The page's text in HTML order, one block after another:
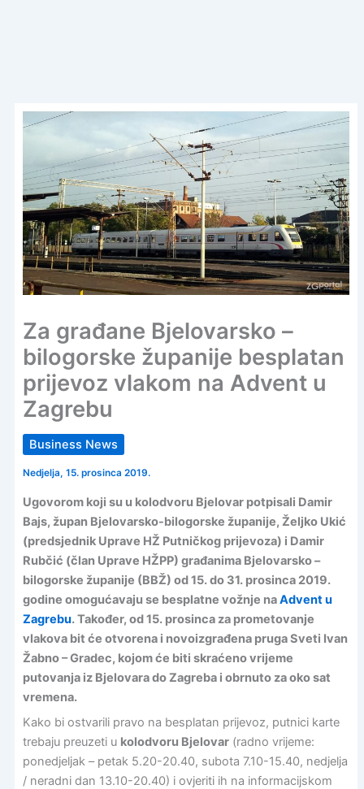
Za građane Bjelovarsko –
bilogorske županije besplatan
prijevoz vlakom na Advent u
Zagrebu
Business News
Nedjelja, 15. prosinca 2019.
Ugovorom koji su u kolodvoru Bjelovar potpisali Damir
Bajs, župan Bjelovarsko-bilogorske županije, Željko Ukić
(predsjednik Uprave HŽ Putničkog prijevoza) i Damir
Rubčić (član Uprave HŽPP) građanima Bjelovarsko –
bilogorske županije (BBŽ) od 15. do 31. prosinca 2019.
godine omogućavaju se besplatne vožnje naAdvent u
Zagrebu. Također, od 15. prosinca za prometovanje
vlakova bit će otvorena i novoizgrađena pruga Sveti Ivan
Žabno – Gradec, kojom će biti skraćeno vrijeme
putovanja iz Bjelovara do Zagreba i obrnuto za oko sat
vremena.
Kako bi ostvarili pravo na besplatan prijevoz, putnici karte
trebaju preuzeti u kolodvoru Bjelovar(radno vrijeme:
ponedjeljak – petak 5.20-20.40, subota 7.10-15.40, nedjelja
/ neradni dan 13.10-20.40) i ovjeriti ih na informacijskom